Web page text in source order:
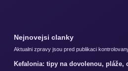
Nejnovejsi clanky
Aktualni zpravy jsou pred publikaci
Kefalonia: tipy na dovolenou, pláže,